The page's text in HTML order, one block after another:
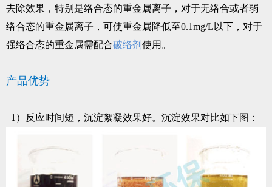
去除效果，特别是络合态的重金属离子，对于无络合或者弱
络合态的重金属离子，可使重金属降低至0.1mg/L以下，对于
强络合态的重金属需配合破络剂 使用。
产品优势
1） 反应时间短，沉淀絮凝效果好。沉淀效果对比如下图：